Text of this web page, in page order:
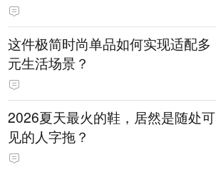
这件极简时尚单品如何实现适配多
元生活场景？
2026夏天最火的鞋，居然是随处可
见的人字拖？